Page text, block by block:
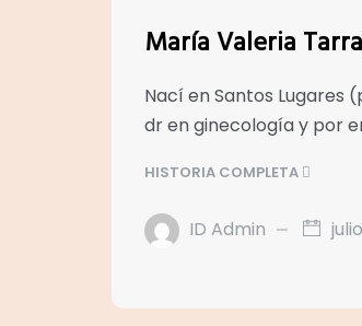
María Valeria
Nací en Santos Lugares
dr en ginecología y por
HISTORIA COMPLETA
ID Admin